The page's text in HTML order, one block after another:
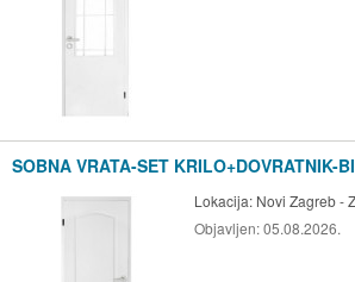
SOBNA VRATA-SET KRILO+DOVRATNIK-
Lokacija: Novi Zagreb -
Objavljen:05.08.2026.